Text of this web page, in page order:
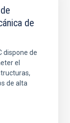
de
dispone de
el
de alta